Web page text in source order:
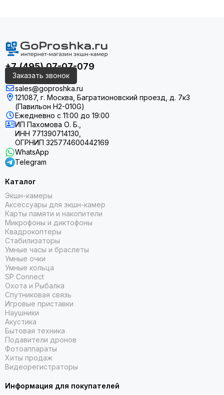
Технология RevoDrive обеспечивает
точные показания времени даже в
самых сложных условиях.
+7 (495) 07-07-079
Заказать звонок
sales@goproshka.ru
121087, г. Москва, Багратионовский проезд, д. 7к3
(Павильон H2-010G)
Ежедневно с 11:00 до 19:00
ИП Пахомова О. Б.,
ИНН 771390714130,
ОГРНИП 325774600442169
WhatsApp
Telegram
Каталог
Экшн-камеры
Аксессуары для экшн-камер
Карты памяти и накопители
Микрофоны и диктофоны
Квадрокоптеры
Стабилизаторы
Умные часы и браслеты
Умные очки
Умные кольца
SP Connect
Охота и Рыбалка
Спутниковая связь
Игровые приставки
Наушники
Акустика
Бытовая техника
Подавители дронов
Фотоаппараты
Хиты продаж
Видеорегистраторы
Информация для покупателей